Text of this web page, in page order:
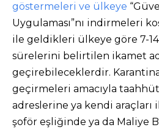
göstermeleri ve ülkeye
Uygulaması”nı indirmeleri
ile geldikleri ülkeye göre 7-
sürelerini belirtilen ikamet
geçirebileceklerdir.
geçirmeleri amacıyla
adreslerine ya kendi araçları
şoför eşliğinde ya da Maliye